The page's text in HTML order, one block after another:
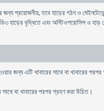
প্রয়োজনীয়, তবে হাড়ের গঠন ও
হাড়ের বৃদ্ধিতে এবং অস্টিওপরোসিস ও হাড়
জন্য এটি খাবারের সাথে বা খাবারের
সাথে বা খাবারের পরপর গ্রহণ করা উচিত।